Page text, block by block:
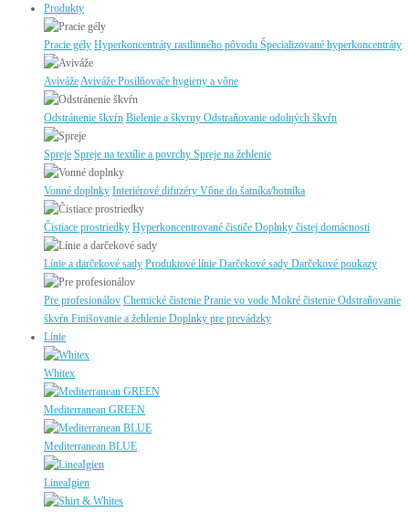
Produkty
Pracie gély Hyperkoncentráty rastlinného pôvodu Špecializované hyperkoncentráty
AvivážeAviváže Posilňovače hygieny a vône
Odstránenie škvŕn Bielenie a škvrny Odstraňovanie odolných škvŕn
Spreje Spreje na textílie a povrchy Spreje na žehlenie
Vonné doplnky Interiérové difuzéry Vône do šatníka/botníka
Čistiace prostriedky Hyperkoncentrované čističe Doplnky čistej domácnosti
Línie a darčekové sady Produktové línie Darčekové sady Darčekové poukazy
Pre profesionálov Chemické čistenie Pranie vo vode Mokré čistenie Odstraňovanie
škvŕn Finišovanie a žehlenie Doplnky pre prevádzky
Línie
Whitex
Mediterranean GREEN
Mediterranean BLUE
LineaIgien